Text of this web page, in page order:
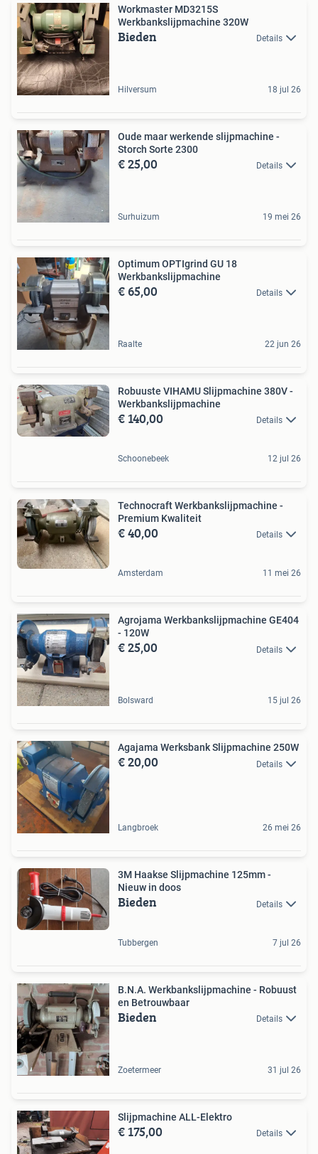
Workmaster MD3215S
Werkbankslijpmachine 320W
Bieden Details
Hilversum 18 jul 26
Oude maar werkende slijpmachine -
Storch Sorte 2300
€ 25,00 Details
Surhuizum 19 mei 26
Optimum OPTIgrind GU 18
Werkbankslijpmachine
€ 65,00 Details
Raalte 22 jun 26
Robuuste VIHAMU Slijpmachine 380V -
Werkbankslijpmachine
€ 140,00 Details
Schoonebeek 12 jul 26
Technocraft Werkbankslijpmachine -
Premium Kwaliteit
€ 40,00 Details
Amsterdam 11 mei 26
Agrojama Werkbankslijpmachine GE404
- 120W
€ 25,00 Details
Bolsward 15 jul 26
Agajama Werksbank Slijpmachine 250W
€ 20,00 Details
Langbroek 26 mei 26
3M Haakse Slijpmachine 125mm -
Nieuw in doos
Bieden Details
Tubbergen 7 jul 26
B.N.A. Werkbankslijpmachine - Robuust
en Betrouwbaar
Bieden Details
Zoetermeer 31 jul 26
Slijpmachine ALL-Elektro
€ 175,00 Details